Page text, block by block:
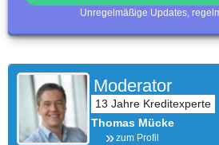
Unregelmäßige Updates,
Moderator
Thomas Mücke
zum Profil